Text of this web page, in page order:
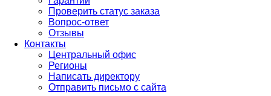
Проверить статус заказа
Вопрос-ответ
Отзывы
Контакты
Центральный офис
Регионы
Написать директору
Отправить письмо с сайта